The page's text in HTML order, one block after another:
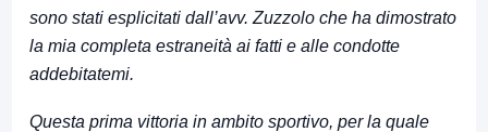
sono stati esplicitati dall’avv. Zuzzolo che ha dimostrato
la mia completa estraneità ai fatti e alle condotte
addebitatemi.
Questa prima vittoria in ambito sportivo, per la quale